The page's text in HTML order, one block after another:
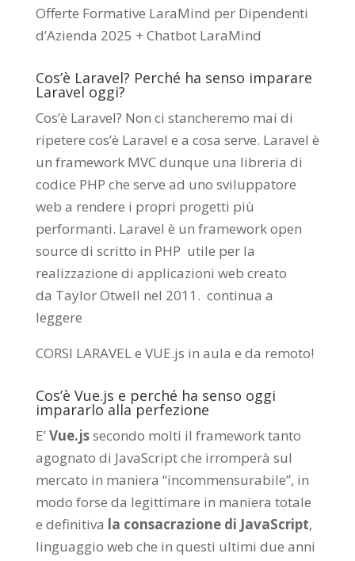
Offerte Formative LaraMind per Dipendenti
d’Azienda 2025 + Chatbot LaraMind
Cos’è Laravel? Perché ha senso imparare
Laravel oggi?
Cos’è Laravel? Non ci stancheremo mai di
ripetere cos’è Laravel e a cosa serve. Laravel è
un framework MVC dunque una libreria di
codice PHP che serve ad uno sviluppatore
web a rendere i propri progetti più
performanti. Laravel è un framework open
source di scritto in PHP utile per la
realizzazione di applicazioni web creato
da Taylor Otwell nel 2011. continua a
leggere
CORSI LARAVEL e VUE.js in aula e da remoto!
Cos’è Vue.js e perché ha senso oggi
impararlo alla perfezione
E’Vue.jssecondo molti il framework tanto
agognato di JavaScript che irromperà sul
mercato in maniera “incommensurabile”, in
modo forse da legittimare in maniera totale
e definitiva la consacrazione di JavaScript,
linguaggio web che in questi ultimi due anni